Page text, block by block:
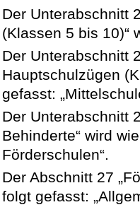
Der Unterabschnitt
(Klassen 5 bis 10)“
Der Unterabschnitt
Hauptschulzügen
gefasst:
Der Unterabschnitt
Behinderte“ wird
Förderschulen“.
Der Abschnitt 27
folgt gefasst: